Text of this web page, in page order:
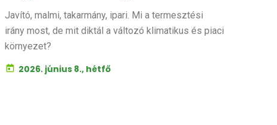
Javító, malmi, takarmány, ipari. Mi a termesztési
irány most, de mit diktál a változó klimatikus és piaci
környezet?
2026. június 8., hétfő